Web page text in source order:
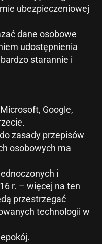
ubezpieczeniowej
dane osobowe
udostępnienia
starannie i
Google,
zasady przepisów
osobowych ma
i
r. – więcej na ten
przestrzegać
technologii w